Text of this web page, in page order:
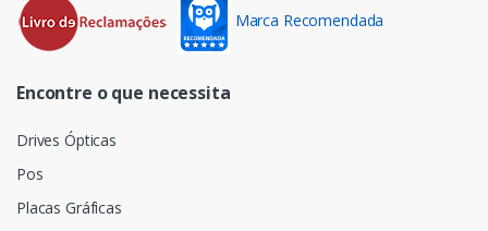
Marca Recomendada
Encontre o que necessita
Drives Ópticas
Pos
Placas Gráficas